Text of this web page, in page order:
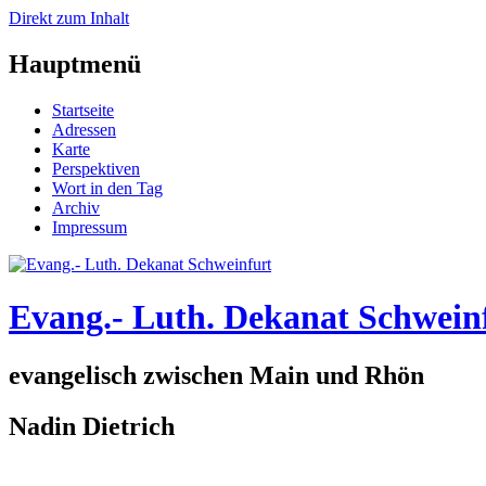
Direkt zum Inhalt
Hauptmenü
Startseite
Adressen
Karte
Perspektiven
Wort in den Tag
Archiv
Impressum
Evang.- Luth. Dekanat
evangelisch zwischen Main und Rhön
Nadin Dietrich